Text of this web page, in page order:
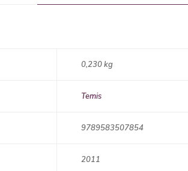
0,230 kg
Temis
9789583507854
2011